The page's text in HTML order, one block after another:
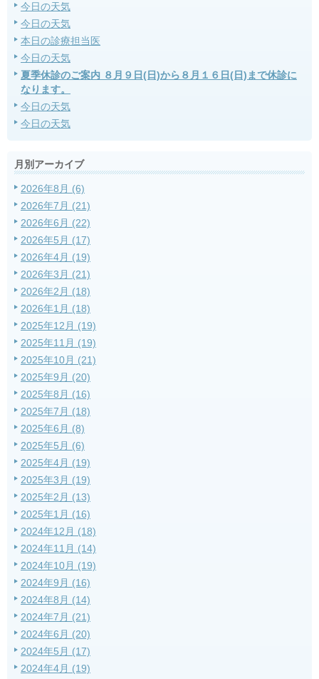
今日の天気
今日の天気
本日の診療担当医
今日の天気
夏季休診のご案内 ８月９日(日)から８月１６日(日)まで休診に
なります。
今日の天気
今日の天気
月別アーカイブ
2026年8月 (6)
2026年7月 (21)
2026年6月 (22)
2026年5月 (17)
2026年4月 (19)
2026年3月 (21)
2026年2月 (18)
2026年1月 (18)
2025年12月 (19)
2025年11月 (19)
2025年10月 (21)
2025年9月 (20)
2025年8月 (16)
2025年7月 (18)
2025年6月 (8)
2025年5月 (6)
2025年4月 (19)
2025年3月 (19)
2025年2月 (13)
2025年1月 (16)
2024年12月 (18)
2024年11月 (14)
2024年10月 (19)
2024年9月 (16)
2024年8月 (14)
2024年7月 (21)
2024年6月 (20)
2024年5月 (17)
2024年4月 (19)